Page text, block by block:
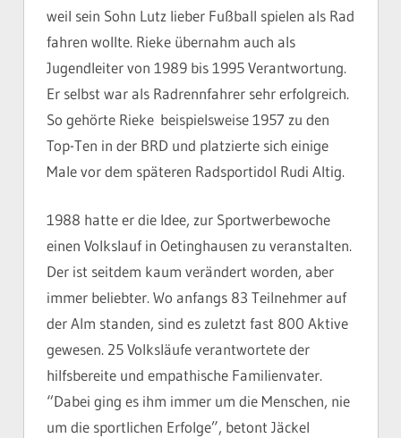
weil sein Sohn Lutz lieber Fußball spielen als Rad
fahren wollte. Rieke übernahm auch als
Jugendleiter von 1989 bis 1995 Verantwortung.
Er selbst war als Radrennfahrer sehr erfolgreich.
So gehörte Rieke beispielsweise 1957 zu den
Top-Ten in der BRD und platzierte sich einige
Male vor dem späteren Radsportidol Rudi Altig.
1988 hatte er die Idee, zur Sportwerbewoche
einen Volkslauf in Oetinghausen zu veranstalten.
Der ist seitdem kaum verändert worden, aber
immer beliebter. Wo anfangs 83 Teilnehmer auf
der Alm standen, sind es zuletzt fast 800 Aktive
gewesen. 25 Volksläufe verantwortete der
hilfsbereite und empathische Familienvater.
“Dabei ging es ihm immer um die Menschen, nie
um die sportlichen Erfolge”, betont Jäckel